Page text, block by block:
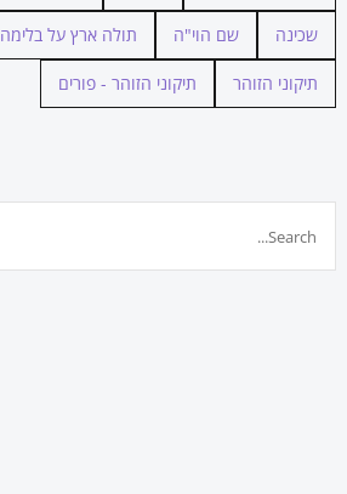
שכינה שם הוי"ה תולה ארץ על בלימה
תיקוני הזוהר תיקוני הזוהר - פורים